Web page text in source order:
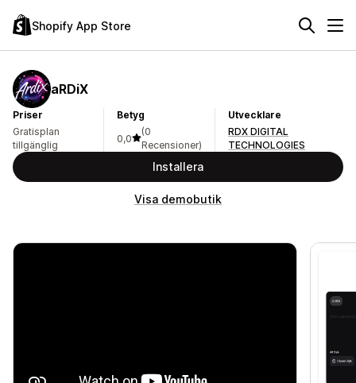
Shopify App Store
aRDiX
Priser
Gratisplan
tillgänglig
Betyg
0,0
(0
Recensioner)
Utvecklare
RDX DIGITAL
TECHNOLOGIES
Installera
Visa demobutik